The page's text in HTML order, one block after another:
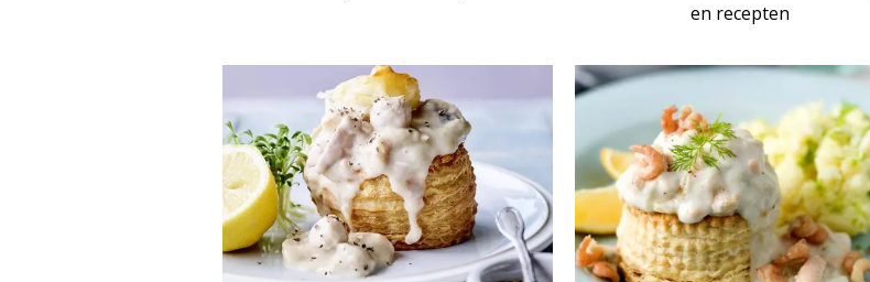
en recepten
ARTIKEL ARTIKEL